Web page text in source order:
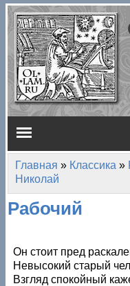
Перейти к основному
Главное меню
Вы здесь
Главная » Классика »
Николай
Рабочий
Он стоит пред
Невысокий старый
Взгляд спокойный